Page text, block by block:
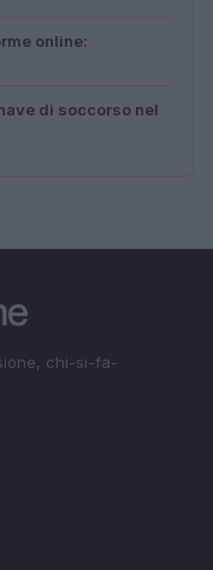
online:
di soccorso nel
chi-si-fa-